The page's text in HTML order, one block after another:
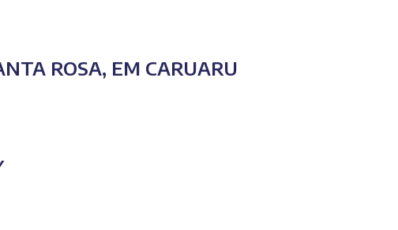
ROSA, EM CARUARU